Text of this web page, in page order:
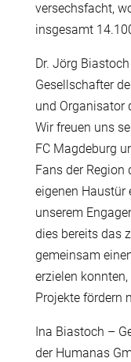
versechsfacht,
insgesamt
Dr. Jörg
Gesellschafter
und Organisator
Wir freuen uns
FC Magdeburg
Fans der
eigenen Haustür
unserem
dies bereits das
gemeinsam
erzielen
Projekte fördern
Ina Biastoch –
der Humanas